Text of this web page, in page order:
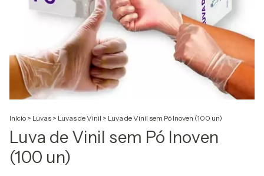
Início > Luvas > Luvas de Vinil > Luva de Vinil sem Pó Inoven (100 un)
Luva de Vinil sem Pó Inoven
(100 un)